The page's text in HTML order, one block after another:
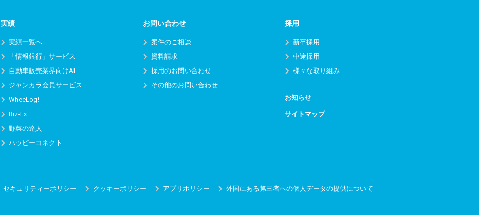
実績
実績一覧へ
「情報銀行」サービス
自動車販売業界向けAI
ジャンカラ会員サービス
WheeLog!
Biz-Ex
野菜の達人
ハッピーコネクト
お問い合わせ
案件のご相談
資料請求
採用のお問い合わせ
その他のお問い合わせ
採用
新卒採用
中途採用
様々な取り組み
お知らせ
サイトマップ
セキュリティーポリシー クッキーポリシー アプリポリシー 外国にある第三者への個人データの提供について